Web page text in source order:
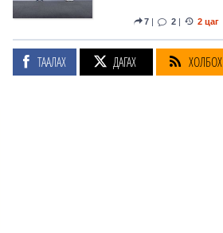
7 | 2 | 2 цаг
Өмнөд Солонгосын
хөлбөмбөгийн холбоо
ТААЛАХ ДАГАХ ХОЛБОХ